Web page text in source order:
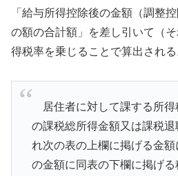
「給与所得控除後の金額（調整
の額の合計額」を差し引いて（
得税率を乗じることで算出される
居住者に対して課する所得
の課税総所得金額又は課税
れ次の表の上欄に掲げる金
の金額に同表の下欄に掲げ